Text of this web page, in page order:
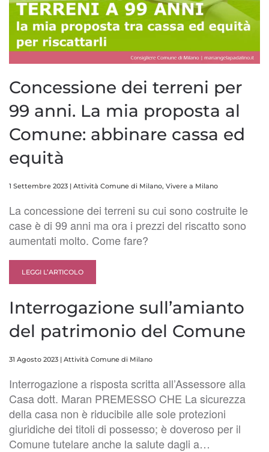
Concessione dei terreni per
99 anni. La mia proposta al
Comune: abbinare cassa ed
equità
1 Settembre 2023 | Attività Comune di Milano, Vivere a Milano
La concessione dei terreni su cui sono costruite le
case è di 99 anni ma ora i prezzi del riscatto sono
aumentati molto. Come fare?
LEGGI L’ARTICOLO
Interrogazione sull’amianto
del patrimonio del Comune
31 Agosto 2023 | Attività Comune di Milano
Interrogazione a risposta scritta all’Assessore alla
Casa dott. Maran PREMESSO CHE La sicurezza
della casa non è riducibile alle sole protezioni
giuridiche dei titoli di possesso; è doveroso per il
Comune tutelare anche la salute dagli a…